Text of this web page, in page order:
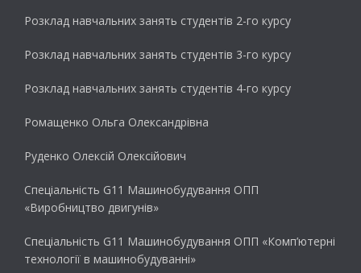
Розклад навчальних занять студентів 2-го курсу
Розклад навчальних занять студентів 3-го курсу
Розклад навчальних занять студентів 4-го курсу
Ромащенко Ольга Олександрівна
Руденко Олексій Олексійович
Спеціальність G11 Машинобудування ОПП
«Виробництво двигунів»
Спеціальність G11 Машинобудування ОПП «Комп’ютерні
технології в машинобудуванні»